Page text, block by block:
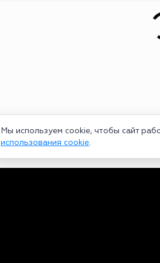
Мы используем cookie, чтобы сайт
использования cookie.